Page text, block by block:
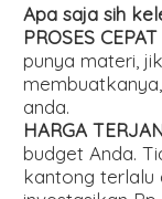
Apa saja sih
PROSES CEPAT
punya materi,
anda.
HARGA
budget Anda.
kantong terlalu